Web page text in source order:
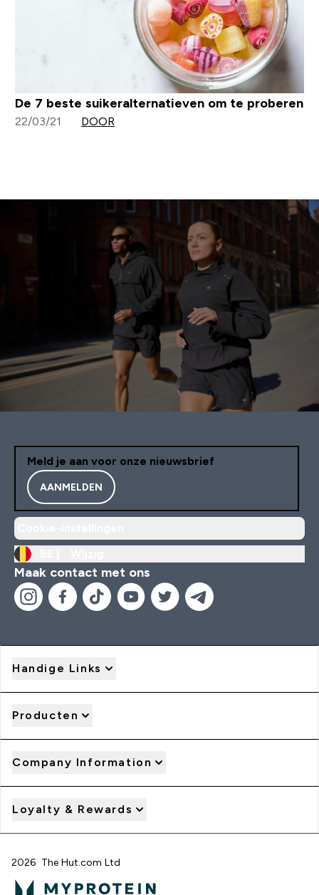
De 7 beste suikeralternatieven om te proberen
22/03/21 DOOR
Meld je aan voor onze nieuwsbrief
AANMELDEN
Maak contact met ons
Handige Links
Producten
Company Information
Loyalty & Rewards
2026 The Hut.com Ltd